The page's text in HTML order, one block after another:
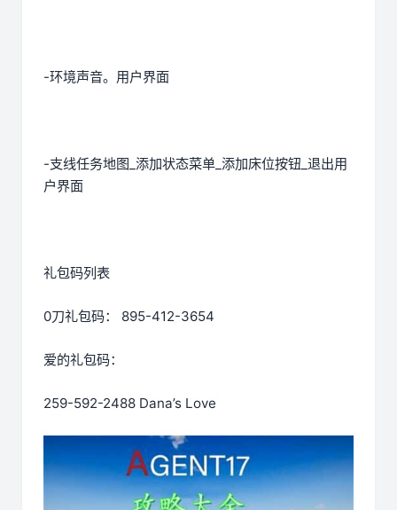
-环境声音。用户界面
-支线任务地图_添加状态菜单_添加床位按钮_退出用
户界面
礼包码列表
0刀礼包码： 895-412-3654
爱的礼包码：
259-592-2488 Dana’s Love